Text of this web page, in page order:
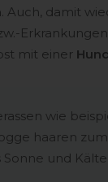
Auch, damit
mit einer
wie
haaren
Sonne und